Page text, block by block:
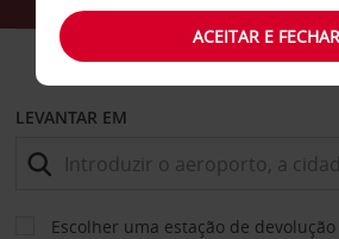
LEVANTAR EM
Escolher uma estação de
ACEITAR E FECHAR